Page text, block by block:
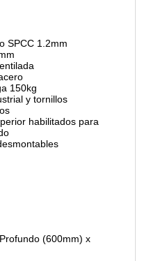
SPCC 1.2mm
150kg
y tornillos
habilitados para
(600mm) x